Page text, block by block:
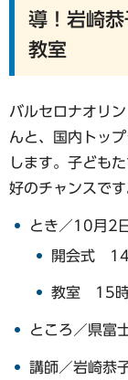
導！岩崎
教室
バルセロナオリ
んと、国内トッ
します。子ども
好のチャンスです
とき／10月2
開会式
教室 15時
ところ／県富
講師／岩崎恭